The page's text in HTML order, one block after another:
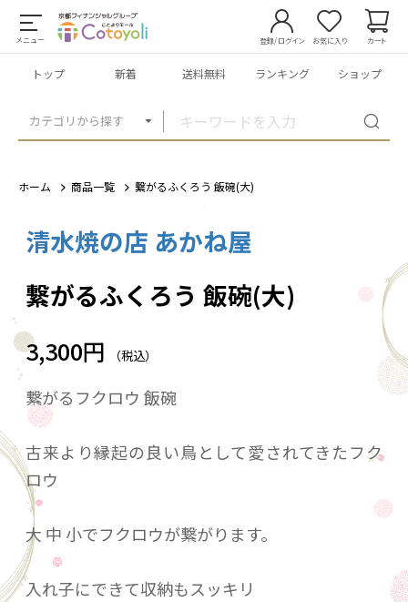
メニュー
カテゴリから探す
登録/ログイン お気に入り カート
トップ 新着 送料無料 ランキング ショップ
ホーム 商品一覧 繋がるふくろう 飯碗(大)
清水焼の店 あかね屋
繋がるふくろう 飯碗(大)
3,300円 （税込）
繋がるフクロウ 飯碗
古来より縁起の良い鳥として愛されてきたフク
ロウ
大 中 小でフクロウが繋がります。
入れ子にできて収納もスッキリ